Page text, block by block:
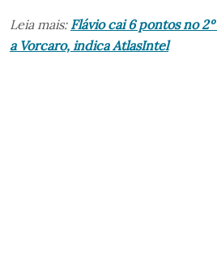
Leia mais: Flávio cai 6 pontos no
a Vorcaro, indica AtlasIntel